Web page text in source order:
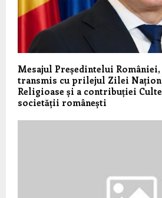
Mesajul Președintelui
transmis cu prilejul Zilei
Religioase și a contribuției
societății românești